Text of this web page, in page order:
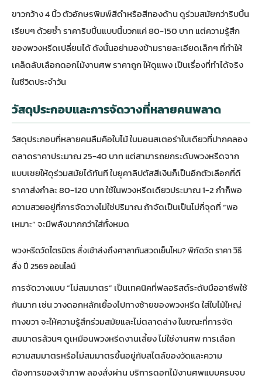
ขาวกว้าง 4 นิ้ว ตัวอักษรพิมพ์สีดำหรือสีทองด้าน ดูร่วมสมัยกว่าริบบิ้น
เรียบๆ ด้วยซ้ำ ราคาริบบิ้นแบบนี้บวกแค่ 80-150 บาท แต่ความรู้สึก
ของพวงหรีดเปลี่ยนได้ ดังนั้นอย่ามองข้ามรายละเอียดเล็กๆ ที่ทำให้
เคล็ดลับเลือกดอกไม้งานศพ ราคาถูก ให้ดูแพงเป็นเรื่องที่ทำได้จริง
ในชีวิตประจำวัน
วัสดุประกอบและการจัดวางที่หลายคนพลาด
วัสดุประกอบที่หลายคนลืมคือใบไม้ ใบมอนสเตอร่าใบเดียวที่ปากคลอง
ตลาดราคาประมาณ 25-40 บาท แต่สามารถยกระดับพวงหรีดจาก
แบบเชยให้ดูร่วมสมัยได้ทันที ใบยูคาลิปตัสสีเงินก็เป็นอีกตัวเลือกที่ดี
ราคาส่งกำละ 80-120 บาท ใช้ในพวงหรีดเดียวประมาณ 1-2 กำก็พอ
ความสวยอยู่ที่การจัดวางไม่ใช่ปริมาณ ถ้าจัดเป็นเป็นไม่กี่จุดที่ “พอ
เหมาะ” จะมีพลังมากกว่าใส่ทั้งหมด
พวงหรีดวัดไตรมิตร สั่งเช้าส่งถึงศาลาทันสวดเย็นไหม? พิกัดวัด ราคา วิธี
สั่ง ปี 2569 ออนไลน์
การจัดวางแบบ “ไม่สมมาตร” เป็นเทคนิคที่ฟลอริสต์ระดับมืออาชีพใช้
กันมาก เช่น วางดอกหลักเยื้องไปทางซ้ายของพวงหรีด ใส่ใบไม้ใหญ่
ทางขวา จะให้ความรู้สึกร่วมสมัยและไม่ตลาดล่าง ในขณะที่การจัด
สมมาตรล้วนๆ ดูเหมือนพวงหรีดงานเลี้ยง ไม่ใช่งานศพ การเลือก
ความสมมาตรหรือไม่สมมาตรขึ้นอยู่กับสไตล์ของวัดและความ
ต้องการของเจ้าภาพ ลองสั่งผ่านบริการดอกไม้งานศพแบบครบจบ